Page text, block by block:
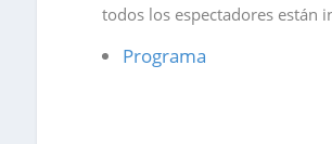
todos los espectadores están
Programa